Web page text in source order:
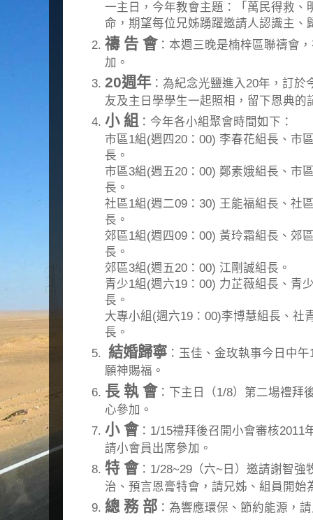
一主日，今年教會主題：「萬民得救、
命，期望每位兄姊踴躍邀請人認識主、
禱 告 會 ：本週三晚是楠梓區聯禱會
加。
20週年：為紀念光鹽進入20年，訂於
友及主日學學生一起照相，留下恩典的
小 組 ：今年各小組聚會時間如下：
市區1組(週四20：00) 李春花組長、市
長。
市區3組(週五20：00) 鄭素娥組長、市
長。
社區1組(週二09：30) 王能福組長、社
長。
郊區1組(週四09：00) 黃玲霜組長、郊
長。
郊區3組(週五20：00) 江剛誠組長。
青少1組(週六19：00) 力芷薇組長、青
長。
大專小組(週六19：00)李博慧組長、社
長。
結婚歸寧 ：玉佳、金玫執事今日中
願神賜福。
長 執 會 ：下主日（1/8）第二場禮拜
心參加。
小 會 ：1/15禮拜後召開小會審核
請小會員出席參加。
特 會 ：1/28~29（六~日）邀請謝智
治、預言恩膏特會，請兄姊、組員開始
總 務 部 ：為響應環保、節約能源，